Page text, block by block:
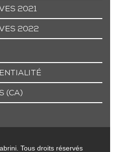
2021
2022
(CA)
Tous droits réservés